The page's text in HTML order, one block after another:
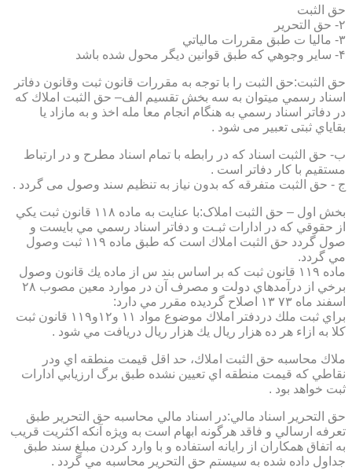
حق الثبت
۲- حق التحرير
۳- ماليا ت طبق مقررات مالياتي
۴- ساير وجوهي كه طبق قوانين ديگر محول شده باشد
حق الثبت:حق الثبت را با توجه به مقررات قانون ثبت وقانون دفاتر
اسناد رسمي ميتوان به سه بخش تقسيم الف– حق الثبت املاك كه
در دفاتر اسناد رسمي به هنگام انجام معا مله اخذ و به مازاد يا
بقاياي ثبتی تعبیر می شود .
ب- حق الثبت اسناد كه در رابطه با تمام اسناد مطرح و در ارتباط
مستقيم با كار دفاتر است .
ج - حق الثبت متفرقه كه بدون نياز به تنظیم سند وصول می گردد .
بخش اول – حق الثبت املاک:با عنايت به ماده ۱۱۸ قانون ثبت يكي
از حقوقي كه در ادارات ثبـت و دفاتر اسناد رسمي مي بايست و
صول گردد حق الثبت املاك است كه طبق ماده ۱۱۹ ثبت وصول
مي گردد.
ماده ۱۱۹ قانون ثبت كه بر اساس بند س از ماده يك قانون وصول
برخي از درآمدهاي دولت و مصرف آن در موارد معين مصوب ۲۸
اسفند ماه ۷۳ ۱۳ اصلاح گرديده مقرر مي دارد:
براي ثبت ملك دردفتر املاك موضوع مواد ۱۱ و۱۲و۱۱۹ قانون ثبت
كلا به ازاء هر ده هزار ريال يك هزار ريال دريافت مي شود .
ملاك محاسبه حق الثبت املاك، حد اقل قيمت منطقه اي ودر
نقاطي كه قيمت منطقه اي تعيين نشده طبق برگ ارزيابي ادارات
ثبت خواهد بود .
حق التحرير اسناد مالي:در اسناد مالي محاسبه حق التحرير طبق
تعرفه ارسالي و فاقد هرگونه ابهام است به ويژه آنكه اكثريت قريب
به اتفاق همكاران از رايانه استفاده و با وارد كردن مبلغ سند طبق
جداول داده شده به سيستم حق التحرير محاسبه مي گردد .